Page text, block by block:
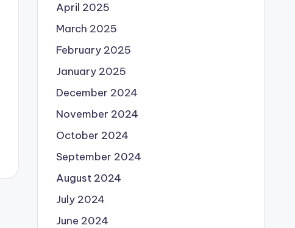
April 2025
March 2025
February 2025
January 2025
December 2024
November 2024
October 2024
September 2024
August 2024
July 2024
June 2024